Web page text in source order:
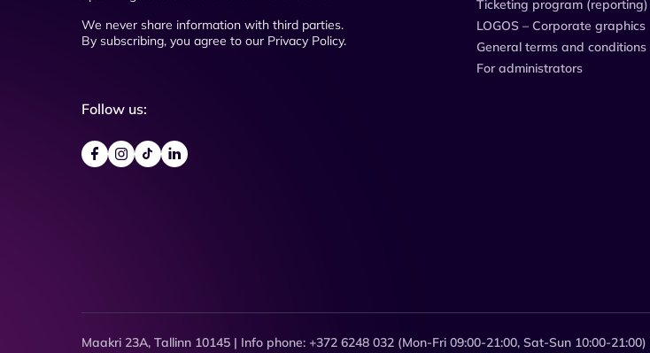
We never share information with third parties.
By subscribing, you agree to our Privacy Policy.
Follow us:
Ticketing program (reporting)
LOGOS – Corporate graphics
General terms and conditions
For administrators
Maakri 23A, Tallinn 10145 | Info phone: +372 6248 032 (Mon-Fri 09:00-21:00, Sat-Sun 10:00-